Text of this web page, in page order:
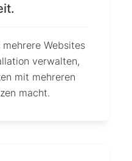
Websites
verwalten,
mit mehreren
macht.